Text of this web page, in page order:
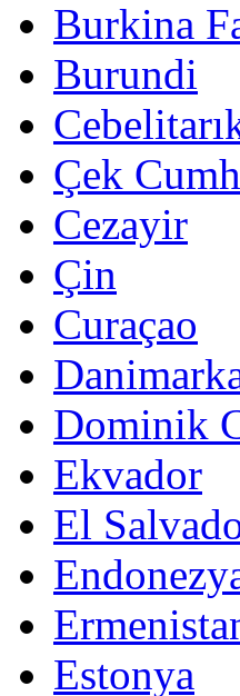
Burkina
Burundi
Çek
Cezayir
Çin
Curaçao
Dominik
Ekvador
El
Estonya